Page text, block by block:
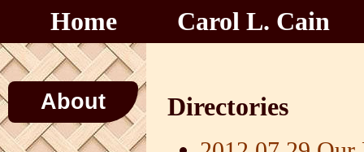
Home Carol L. Cain
About Directories